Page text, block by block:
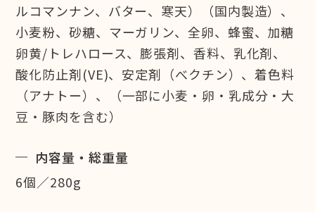
ルコマンナン、バター、寒天）（国内製造）、
小麦粉、砂糖、マーガリン、全卵、蜂蜜、加糖
卵黄/トレハロース、膨張剤、香料、乳化剤、
酸化防止剤(VE)、安定剤（べクチン）、着色料
（アナトー）、（一部に小麦・卵・乳成分・大
豆・豚肉を含む）
内容量・総重量
6個／280g